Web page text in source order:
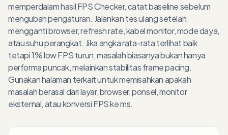
memperdalam hasil FPS Checker, catat baseline sebelum
mengubah pengaturan. Jalankan tes ulang setelah
mengganti browser, refresh rate, kabel monitor, mode daya,
atau suhu perangkat. Jika angka rata-rata terlihat baik
tetapi 1% low FPS turun, masalah biasanya bukan hanya
performa puncak, melainkan stabilitas frame pacing.
Gunakan halaman terkait untuk memisahkan apakah
masalah berasal dari layar, browser, ponsel, monitor
eksternal, atau konversi FPS ke ms.